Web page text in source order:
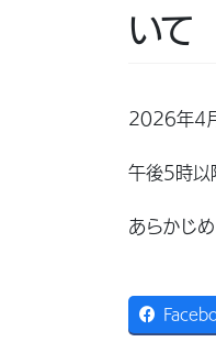
いて
2026年4
午後5時以
あらかじ